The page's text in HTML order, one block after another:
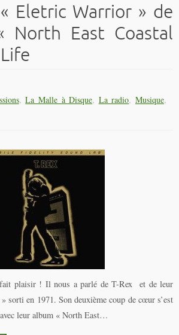
Eletric Warrior » de
North East Coastal
,La Malle à Disque, La radio,Musique,
fait plaisir ! Il nous a parlé de T-Rex et de leur
sorti en 1971. Son deuxième coup de cœur s’est
leur album « North East…